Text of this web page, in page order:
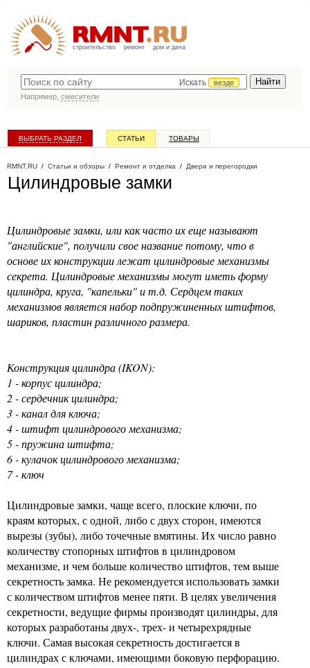
строительство ремонт дом и дача
Искать
везде
Например, смесители
ВЫБРАТЬ РАЗДЕЛ СТАТЬИ ТОВАРЫ
RMNT.RU / Статьи и обзоры / Ремонт и отделка / Двери и перегородки
Цилиндровые замки
Цилиндровые замки, или как часто их еще называют
"английские", получили свое название потому, что в
основе их конструкции лежат цилиндровые механизмы
секрета. Цилиндровые механизмы могут иметь форму
цилиндра, круга, "капельки" и т.д. Сердцем таких
механизмов является набор подпружиненных штифтов,
шариков, пластин различного размера.
Конструкция цилиндра (IKON):
1 - корпус цилиндра;
2 - сердечник цилиндра;
3 - канал для ключа;
4 - штифт цилиндрового механизма;
5 - пружина штифта;
6 - кулачок цилиндрового механизма;
7 - ключ
Цилиндровые замки, чаще всего, плоские ключи, по
краям которых, с одной, либо с двух сторон, имеются
вырезы (зубы), либо точечные вмятины. Их число равно
количеству стопорных штифтов в цилиндровом
механизме, и чем больше количество штифтов, тем выше
секретность замка. Не рекомендуется использовать замки
с количеством штифтов менее пяти. В целях увеличения
секретности, ведущие фирмы производят цилиндры, для
которых разработаны двух-, трех- и четырехрядные
ключи. Самая высокая секретность достигается в
цилиндрах с ключами, имеющими боковую перфорацию.